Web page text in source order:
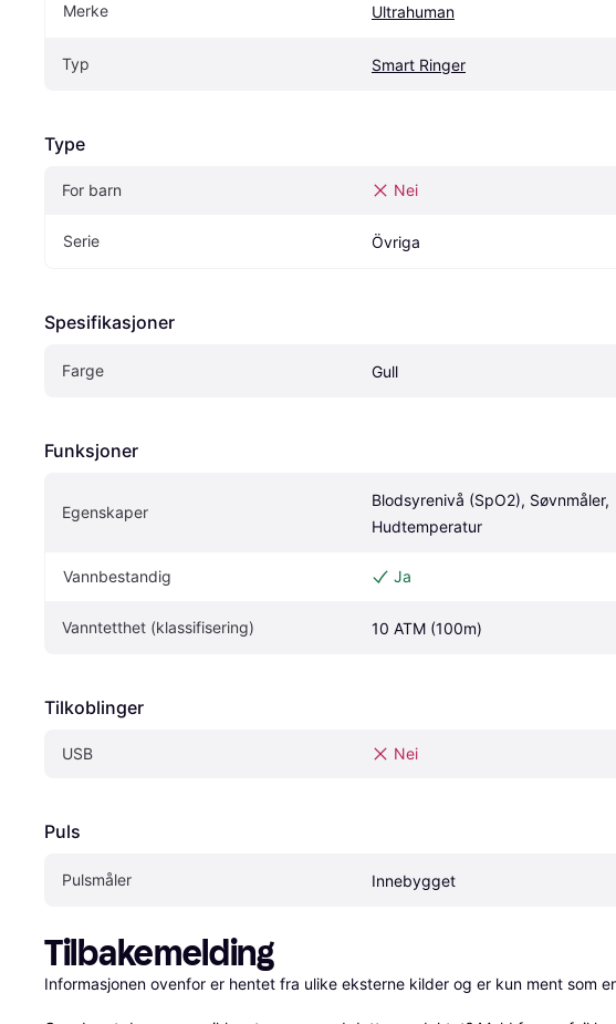
Merke Ultrahuman
Typ Smart Ringer
Type
For barn Nei
Serie Övriga
Spesifikasjoner
Farge Gull
Funksjoner
Egenskaper
Blodsyrenivå (SpO2), Søvnmåler,
Hudtemperatur
Vannbestandig Ja
Vanntetthet (klassifisering) 10 ATM (100m)
Tilkoblinger
USB Nei
Puls
Pulsmåler Innebygget
Tilbakemelding
Informasjonen ovenfor er hentet fra ulike eksterne kilder og er kun ment som